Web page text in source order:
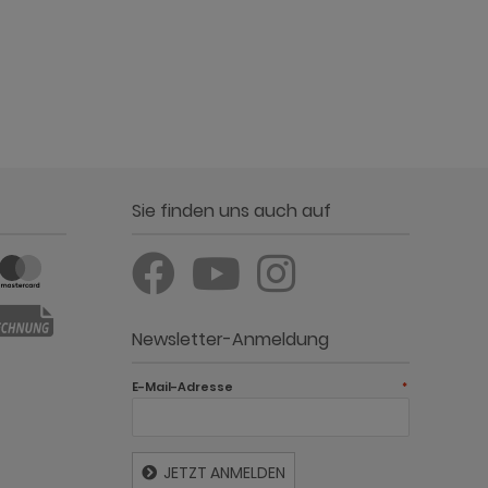
Sie finden uns auch auf
Newsletter-Anmeldung
E-Mail-Adresse *
JETZT ANMELDEN